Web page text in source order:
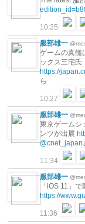
10:25
服部雄一
ゲームの真髄
ックス三宅氏
https://
ら
10:27
服部雄一
東京ゲームシ
ンツが出展
@cnet_japan
11:34
服部雄一
「iOS 11」
https://
11:36